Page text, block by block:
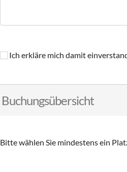
Ich erkläre mich damit
Buchungsübersicht
Bitte wählen Sie mindestens ein